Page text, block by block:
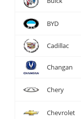
BYD
Cadillac
Changan
Chery
Chevrolet